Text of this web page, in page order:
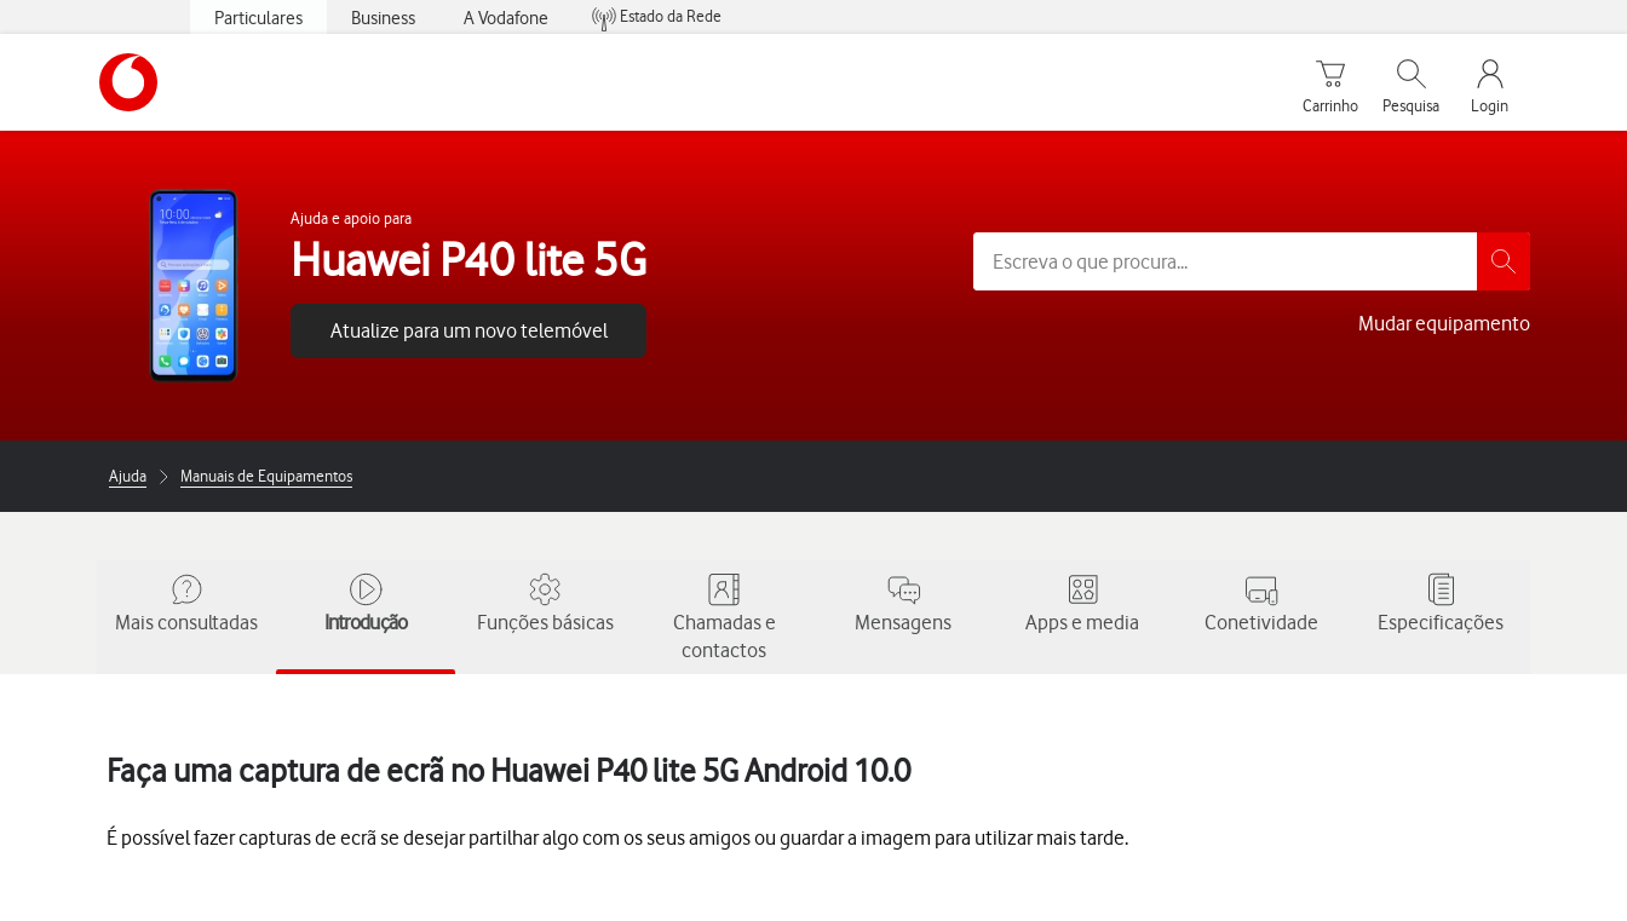
Particulares Business A Vodafone
Estado da Rede
Carrinho de compras
Carrinho
Pesquisar
Pesquisa
My Vodafone
Login
Ajuda e apoio para
Huawei P40 lite 5G
Atualize para um novo telemóvel Mudar equipamento
Ajuda Manuais de Equipamentos
Mais consultadas Introdução Funções básicas
Chamadas e
contactos
Mensagens Apps e media Conetividade Especificações
Faça uma captura de ecrã no Huawei P40 lite 5G Android 10.0
É possível fazer capturas de ecrã se desejar partilhar algo com os seus amigos ou guardar a imagem para utilizar mais tarde.